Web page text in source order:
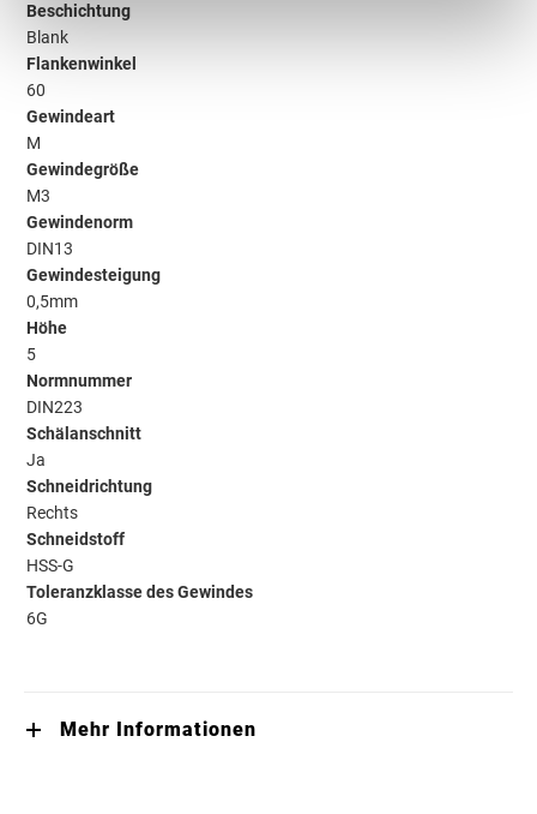
Beschichtung
Blank
Flankenwinkel
60
Gewindeart
M
Gewindegröße
M3
Gewindenorm
DIN13
Gewindesteigung
0,5mm
Höhe
5
Normnummer
DIN223
Schälanschnitt
Ja
Schneidrichtung
Rechts
Schneidstoff
HSS-G
Toleranzklasse des Gewindes
6G
Mehr Informationen